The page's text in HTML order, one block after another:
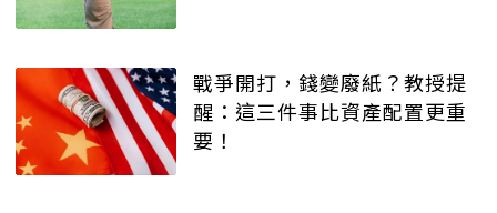
戰爭開打，錢變廢紙？教授提
醒：這三件事比資產配置更重
要！